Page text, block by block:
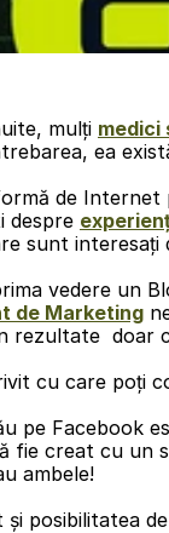
mulți medici
ea
de
despre
sunt interesați
vedere un
de Marketing
doar
creat cu un
ambele!
posibilitatea